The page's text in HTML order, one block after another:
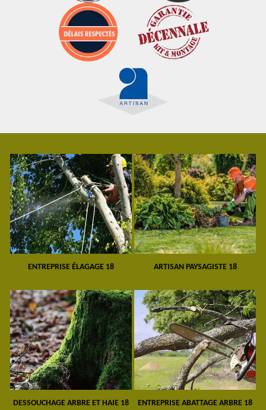
ENTREPRISE ÉLAGAGE 18 ARTISAN PAYSAGISTE 18
DESSOUCHAGE ARBRE ET HAIE 18 ENTREPRISE ABATTAGE ARBRE 18